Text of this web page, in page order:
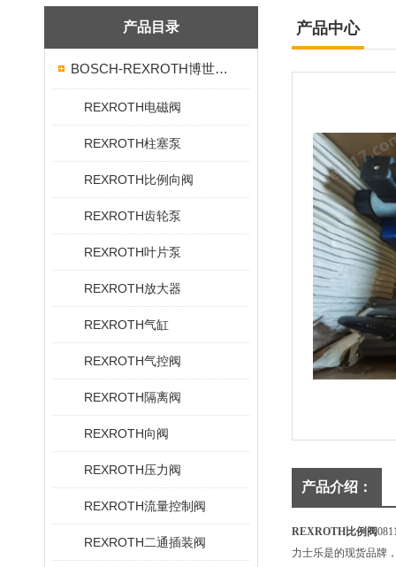
产品目录
BOSCH-REXROTH博世力士乐
REXROTH电磁阀
REXROTH柱塞泵
REXROTH比例向阀
REXROTH齿轮泵
REXROTH叶片泵
REXROTH放大器
REXROTH气缸
REXROTH气控阀
REXROTH隔离阀
REXROTH向阀
REXROTH压力阀
REXROTH流量控制阀
REXROTH二通插装阀
产品中心
产品介绍：
REXROTH比例阀
力士乐是的现货品牌